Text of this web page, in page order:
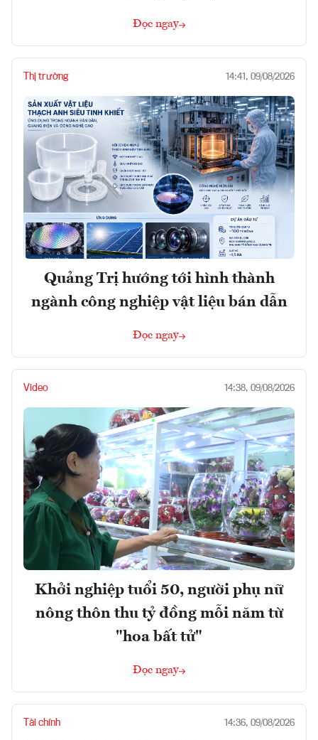
Đọc ngay
Thị trường 14:41, 09/08/2026
Quảng Trị hướng tới hình thành
ngành công nghiệp vật liệu bán dẫn
Đọc ngay
Video 14:38, 09/08/2026
Khởi nghiệp tuổi 50, người phụ nữ
nông thôn thu tỷ đồng mỗi năm từ
"hoa bất tử"
Đọc ngay
Tài chính 14:36, 09/08/2026